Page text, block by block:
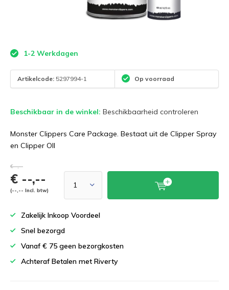
1-2 Werkdagen
Artikelcode: 5297994-1 Op voorraad
Beschikbaar in de winkel: Beschikbaarheid controleren
Monster Clippers Care Package. Bestaat uit de Clipper Spray
en Clipper OIl
€--,--
€ --,--
(--,-- Incl. btw)
Zakelijk Inkoop Voordeel
Snel bezorgd
Vanaf € 75 geen bezorgkosten
Achteraf Betalen met Riverty